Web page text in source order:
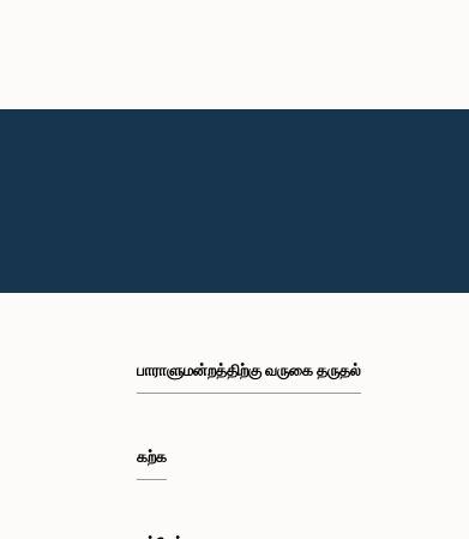
பாராளுமன்றத்திற்கு வருகை தருதல்
கற்க